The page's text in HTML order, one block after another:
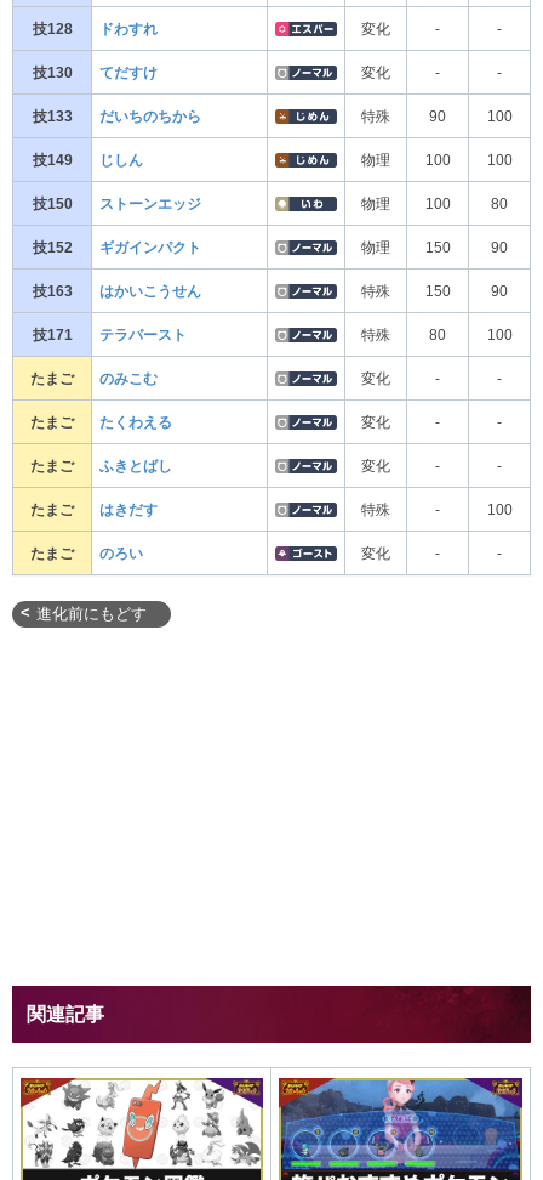
技128 ドわすれ 変化 - -
技130 てだすけ 変化 - -
技133 だいちのちから 特殊 90 100
技149 じしん 物理 100 100
技150 ストーンエッジ 物理 100 80
技152 ギガインパクト 物理 150 90
技163 はかいこうせん 特殊 150 90
技171 テラバースト 特殊 80 100
たまご のみこむ 変化 - -
たまご たくわえる 変化 - -
たまご ふきとばし 変化 - -
たまご はきだす 特殊 - 100
たまご のろい 変化 - -
進化前にもどす
関連記事